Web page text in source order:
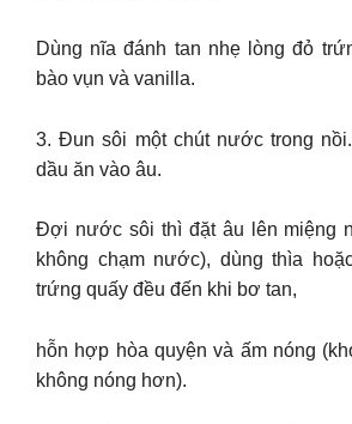
Dùng nĩa đánh tan nhẹ lòng đỏ
bào vụn và vanilla.
3. Đun sôi một chút nước trong
dầu ăn vào âu.
Đợi nước sôi thì đặt âu lên miệng
không chạm nước), dùng thìa
trứng quấy đều đến khi bơ tan,
hỗn hợp hòa quyện và ấm nóng
không nóng hơn).